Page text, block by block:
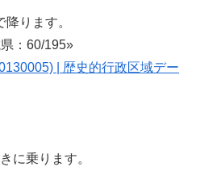
ります。
：60/195»
| 歴史的行政区域デー
に乗ります。